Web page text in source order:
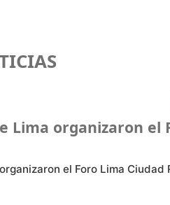
Lima organizaron el